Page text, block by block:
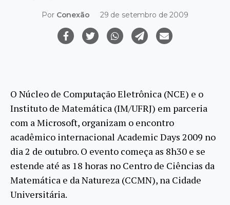
Por Conexão 29 de setembro de 2009
O Núcleo de Computação Eletrônica (NCE) e o
Instituto de Matemática (IM/UFRJ) em parceria
com a Microsoft, organizam o encontro
acadêmico internacional Academic Days 2009 no
dia 2 de outubro. O evento começa as 8h30 e se
estende até as 18 horas no Centro de Ciências da
Matemática e da Natureza (CCMN), na Cidade
Universitária.